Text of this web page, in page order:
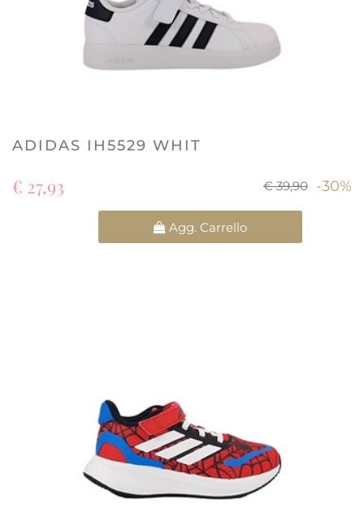
ADIDAS IH5529 WHIT
€ 39,90 -30%
€ 27,93
Agg. Carrello